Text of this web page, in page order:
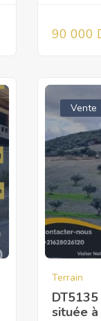
90 000
Vente
Terrain
située